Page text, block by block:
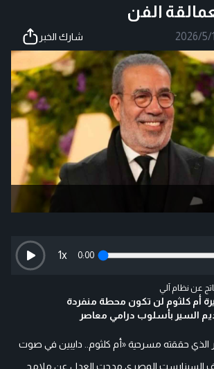
الفن
2026/5/ شارك الخبر
0:00
1x
عن نظام آلي
أم كلثوم لن تكون محطة منفردة
السير بأسلوب درامي معاصر
الذي حققته مسرحية «أم كلثوم.. دايبين في صوت
السينارست المصري مدحت العدل عن ملامح